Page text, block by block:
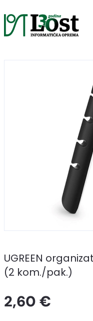
UGREEN
(2 kom./pak.)
2,60 €